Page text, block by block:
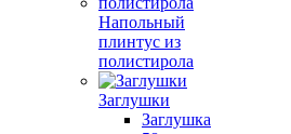
Напольный
плинтус из
полистирола
Заглушки
Заглушка